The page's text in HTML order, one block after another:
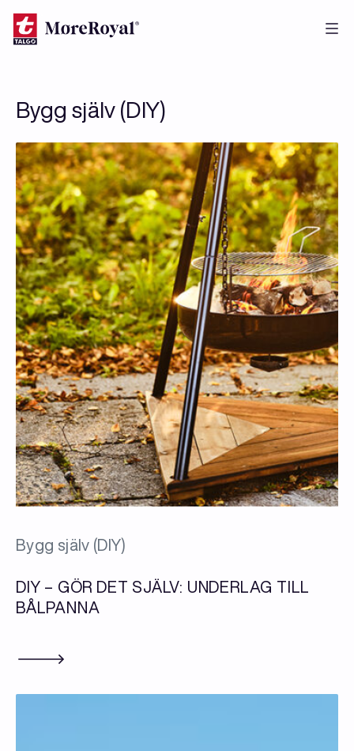
Skip
to
Bygg själv (DIY)
Bygg själv (DIY)
DIY – GÖR DET SJÄLV: UNDERLAG TILL
BÅLPANNA